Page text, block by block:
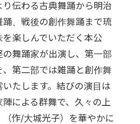
伝わる古典舞踊から明治
、戦後の創作舞踊まで琉
楽しんでいただく本公
舞踊家が出演し、第一部
、第二部では雑踊と創作舞
たします。結びの演目は
による群舞で、久々の上
作/大城光子）を華やかに